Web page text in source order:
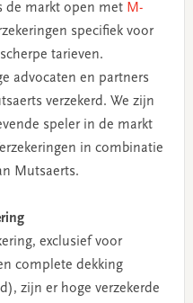
de markt open met M-
specifiek voor
tarieven.
advocaten en partners
verzekerd. We zijn
speler in de markt
in combinatie
Mutsaerts.
exclusief voor
complete dekking
zijn er hoge verzekerde